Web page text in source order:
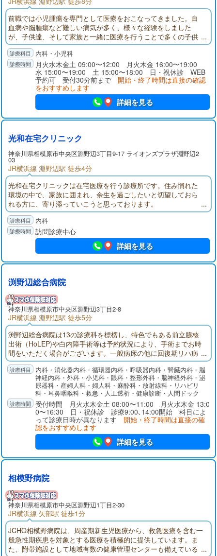
前職では小児腫瘍を専門として医療をおこなってきました。白
血病や脳腫瘍など難しい病気が多く、様々な経験をしました
が、子供達、そして家族と一緒に医療を行うことで多くの子供
たちが困難を乗り越え、笑顔で元気に家庭に帰っていく姿をみ
てきました。小児科を中心に内科にも携わる医師として、ご家
族皆様を診させていただけるような地域に密接した医療をめざ
し努力いたします。
内科・小児科
月火水木金土 09:00〜12:00 月火木金 16:00〜19:00
水 15:00〜19:00 土 15:00〜18:00 日・祝休診 WEB
予約可 受付30分前まで 開始・終了時間は直接の確認
をおすすめします
詳細を見る
光和在宅クリニック
神奈川県相模原市中央区淵野辺3丁目9-17 ライオンズプラザ淵野辺2
03
JR横浜線 淵野辺駅 徒歩4分
光和在宅クリニックは在宅医療を行う診療所です。住み慣れた
環境の中で、家族に囲まれ、余生を過ごしたいと切望しておら
れる方に、寄り添っていこうと思っております。
内科
訪問診療中心
詳細を見る
渕野辺総合病院
神奈川県相模原市中央区淵野辺3丁目2-8
JR横浜線 淵野辺駅 徒歩5分
渕野辺総合病院は13の診療科を標榜し、特色でもある前立腺核
出術（HoLEP)や白内障手術等は予約状況により、手術までお時
間をいただく場合がございます。一般病床の他に回復期リハ病
床、地域包括ケア病床を設け、急性期から亜急性期、慢性期ま
で広く対応しております。また、難病患者レスパイトケアの受
入や、訪問診療センターでは地域施設への24時間医療サービス
提供など、患者さんのトータルケアを実施しております。
内科・消化器内科・循環器内科・呼吸器内科・腎臓内科・脳
神経内科・外科・小児科・眼科・整形外科・脳神経外科・泌
尿器科・産婦人科・婦人科・麻酔科・放射線科・リハビリ
科・耳鼻咽喉科・救急・人工透析・健康診断・人間ドック
受付時間 月火水木金土 08:00〜11:00 月火水木金 13:0
0〜16:30 日・祝休診 診療9:00､14:00開始 科目によ
って診療日時が異なります 開始・終了時間は直接の確
認をおすすめします
詳細を見る
相模野病院
神奈川県相模原市中央区淵野辺1丁目2-30
JR横浜線 矢部駅 徒歩1分
JCHO相模野病院は、周産期新生児医療から、救急医療を含む一
般急性期疾患を対象とする医療を積極的に提供しています。ま
た、附帯施設として地域有数の健康管理センターも備えている